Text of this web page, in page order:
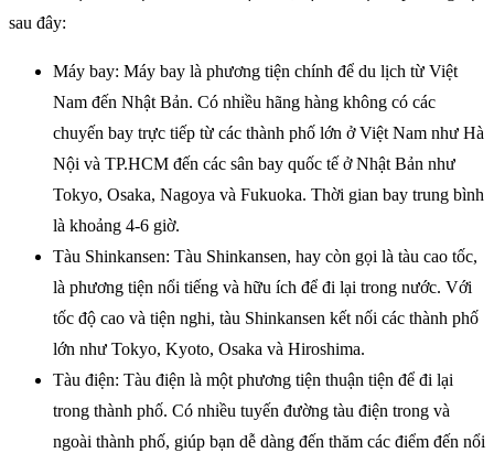
sau đây:
Máy bay: Máy bay là phương tiện chính để du lịch từ Việt
Nam đến Nhật Bản. Có nhiều hãng hàng không có các
chuyến bay trực tiếp từ các thành phố lớn ở Việt Nam như Hà
Nội và TP.HCM đến các sân bay quốc tế ở Nhật Bản như
Tokyo, Osaka, Nagoya và Fukuoka. Thời gian bay trung bình
là khoảng 4-6 giờ.
Tàu Shinkansen: Tàu Shinkansen, hay còn gọi là tàu cao tốc,
là phương tiện nổi tiếng và hữu ích để đi lại trong nước. Với
tốc độ cao và tiện nghi, tàu Shinkansen kết nối các thành phố
lớn như Tokyo, Kyoto, Osaka và Hiroshima.
Tàu điện: Tàu điện là một phương tiện thuận tiện để đi lại
trong thành phố. Có nhiều tuyến đường tàu điện trong và
ngoài thành phố, giúp bạn dễ dàng đến thăm các điểm đến nổi